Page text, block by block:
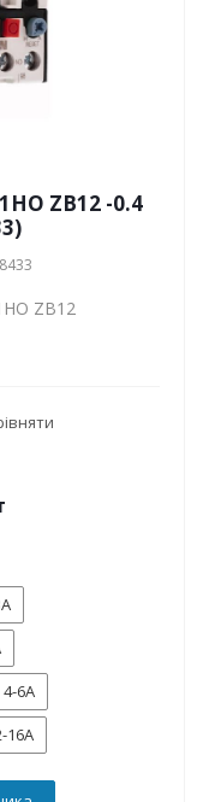
ZB12 -0.4
ZB12
4-6А
16A